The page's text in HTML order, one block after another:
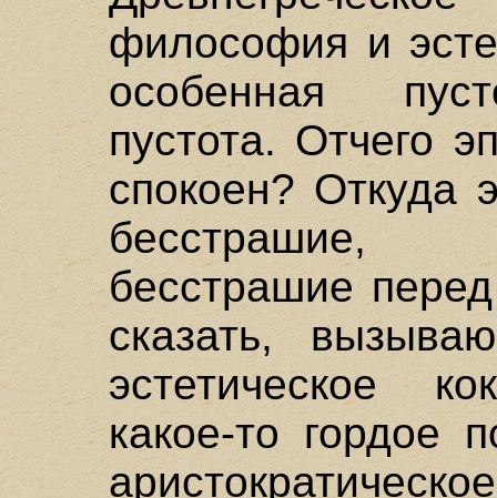
философия и
особенная
пустота. Отчего
спокоен? Откуда
бесстрашие,
бесстрашие
сказать,
эстетическое
какое-то гордое